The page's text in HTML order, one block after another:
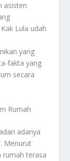
asisten
Lula udah
yang
fakta yang
secara
Rumah
adanya
Menurut
rumah terasa